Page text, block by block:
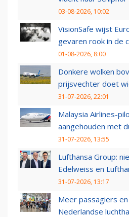
03-08-2026, 10:02
VisionSafe wijst
gevaren rook in de
01-08-2026, 8:00
Donkere wolken
prijsvechter doet
31-07-2026, 22:01
Malaysia Airlines-
aangehouden met
31-07-2026, 13:55
Lufthansa Group:
Edelweiss en
31-07-2026, 13:17
Meer passagiers
Nederlandse